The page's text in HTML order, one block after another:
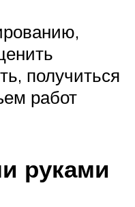
получиться
работ
руками